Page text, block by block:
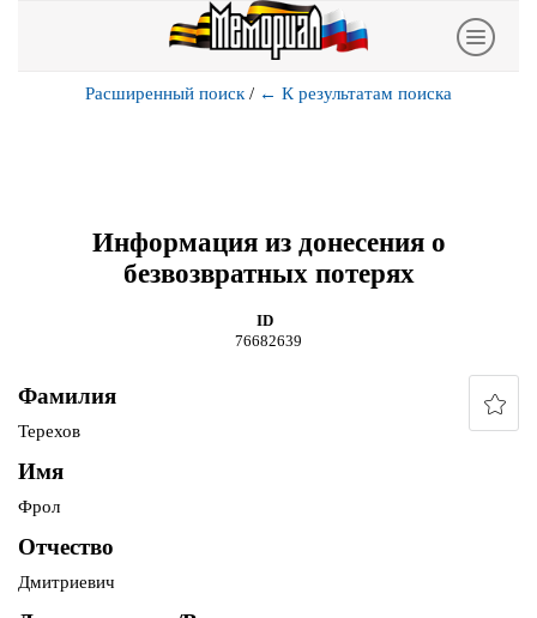
Расширенный поиск / ← К результатам поиска
Информация из донесения о
безвозвратных потерях
ID
76682639
Фамилия
Терехов
Имя
Фрол
Отчество
Дмитриевич